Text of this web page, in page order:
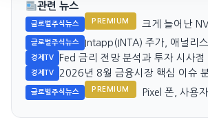
관련 뉴스
글로벌주식뉴스 PREMIUM
크게 늘어난
SPCX 주식,
글로벌주식뉴스 Intapp(INTA) 주가, 애널리
경제TV Fed 금리 전망 분석과 투자 시사점
경제TV 2026년 8월 금융시장 핵심 이슈
글로벌주식뉴스 PREMIUM
Pixel 폰, 사용